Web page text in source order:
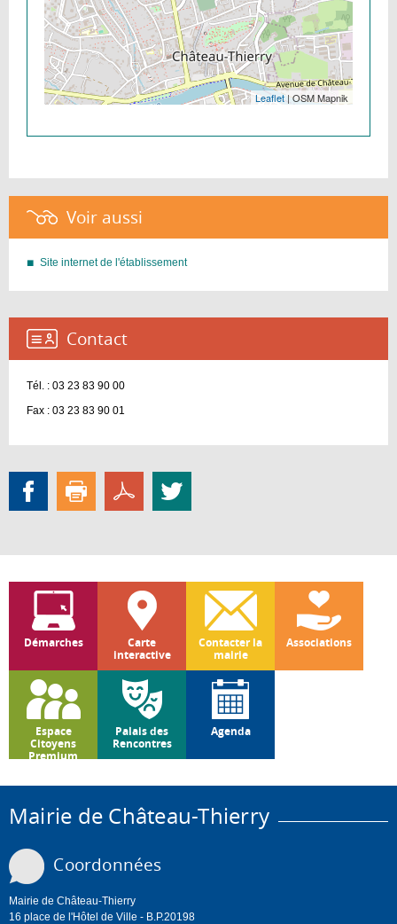
Leaflet| OSM Mapnik
Voir aussi :
Site internet de l'établissement
Contact :
Tél. : 03 23 83 90 00
Fax : 03 23 83 90 01
Démarches
Carte
interactive
Contacter la
mairie
Associations
Espace
Citoyens
Premium
Palais des
Rencontres
Agenda
Mairie de Château-Thierry
Coordonnées
Mairie de Château-Thierry
16 place de l'Hôtel de Ville - B.P.20198